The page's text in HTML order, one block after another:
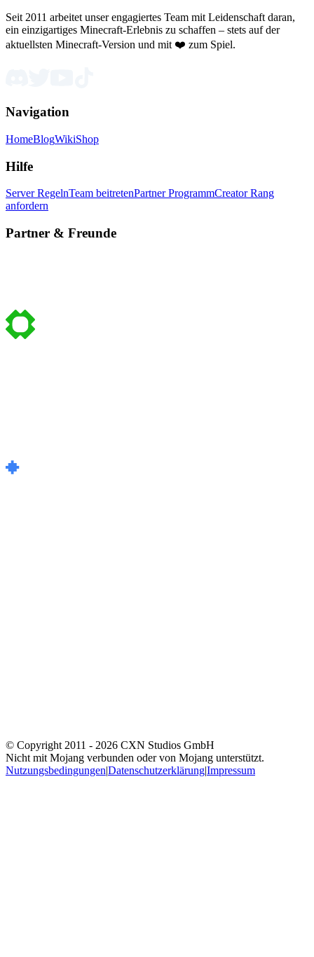
Seit 2011 arbeitet unser engagiertes Team mit Leidenschaft daran,
ein einzigartiges Minecraft-Erlebnis zu schaffen – stets auf der
aktuellsten Minecraft-Version und mit ❤️ zum Spiel.
Navigation
HomeBlogWikiShop
Hilfe
Server RegelnTeam beitretenPartner ProgrammCreator Rang
anfordern
Partner & Freunde
© Copyright 2011 - 2026 CXN Studios GmbH
Nicht mit Mojang verbunden oder von Mojang unterstützt.
Nutzungsbedingungen|Datenschutzerklärung|Impressum